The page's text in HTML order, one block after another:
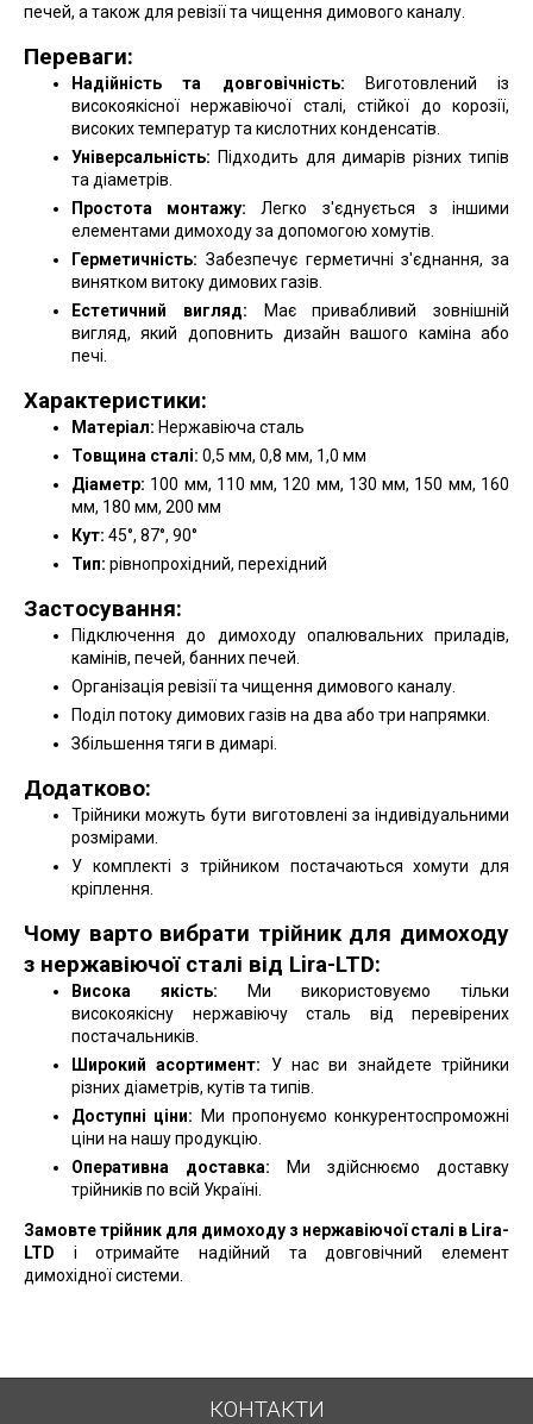
печей, а також для ревізії та чищення димового каналу.
Переваги:
Надійність та довговічність: Виготовлений із
високоякісної нержавіючої сталі, стійкої до корозії,
високих температур та кислотних конденсатів.
Універсальність: Підходить для димарів різних типів
та діаметрів.
Простота монтажу: Легко з'єднується з іншими
елементами димоходу за допомогою хомутів.
Герметичність: Забезпечує герметичні з'єднання, за
винятком витоку димових газів.
Естетичний вигляд: Має привабливий зовнішній
вигляд, який доповнить дизайн вашого каміна або
печі.
Характеристики:
Матеріал: Нержавіюча сталь
Товщина сталі: 0,5 мм, 0,8 мм, 1,0 мм
Діаметр: 100 мм, 110 мм, 120 мм, 130 мм, 150 мм, 160
мм, 180 мм, 200 мм
Кут: 45°, 87°, 90°
Тип: рівнопрохідний, перехідний
Застосування:
Підключення до димоходу опалювальних приладів,
камінів, печей, банних печей.
Організація ревізії та чищення димового каналу.
Поділ потоку димових газів на два або три напрямки.
Збільшення тяги в димарі.
Додатково:
Трійники можуть бути виготовлені за індивідуальними
розмірами.
У комплекті з трійником постачаються хомути для
кріплення.
Чому варто вибрати трійник для димоходу
з нержавіючої сталі від Lira-LTD:
Висока якість: Ми використовуємо тільки
високоякісну нержавіючу сталь від перевірених
постачальників.
Широкий асортимент: У нас ви знайдете трійники
різних діаметрів, кутів та типів.
Доступні ціни: Ми пропонуємо конкурентоспроможні
ціни на нашу продукцію.
Оперативна доставка: Ми здійснюємо доставку
трійників по всій Україні.
Замовте трійник для димоходу з нержавіючої сталі в Lira-
LTD і отримайте надійний та довговічний елемент
димохідної системи.
КОНТАКТИ